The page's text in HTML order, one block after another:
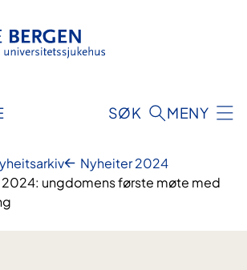
SØK MENY
Nyheiter 2024
ungdomens første møte med